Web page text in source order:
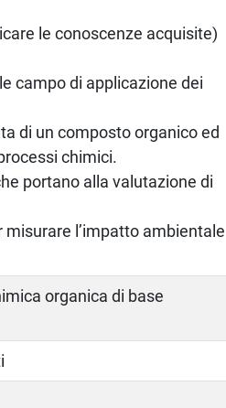
le conoscenze acquisite)
campo di applicazione dei
di un composto organico ed
chimici.
portano alla valutazione di
l’impatto ambientale
organica di base